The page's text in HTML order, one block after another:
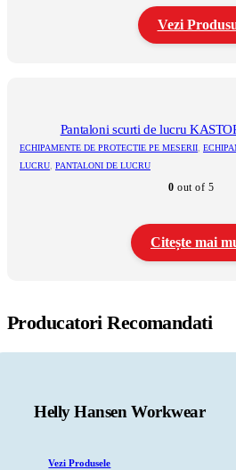
prețuri:
93,80 lei
până
Vezi
variații.
Opțiunile
pot
Pantaloni scurti de lucru
ECHIPAMENTE DE PROTECTIE PE MESERII
LUCRU PANTALONI DE LUCRU
0 out of 5
Citește mai
Producatori Recomandati
Helly Hansen Workwear
Vezi Produsele